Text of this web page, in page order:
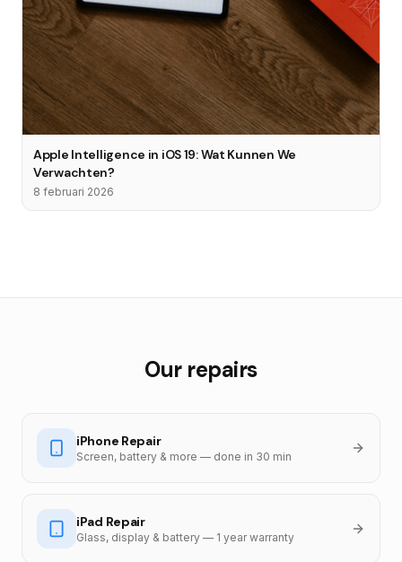
Apple Intelligence in iOS 19: Wat Kunnen We
Verwachten?
8 februari 2026
Our repairs
iPhone Repair
Screen, battery & more — done in 30 min
iPad Repair
Glass, display & battery — 1 year warranty